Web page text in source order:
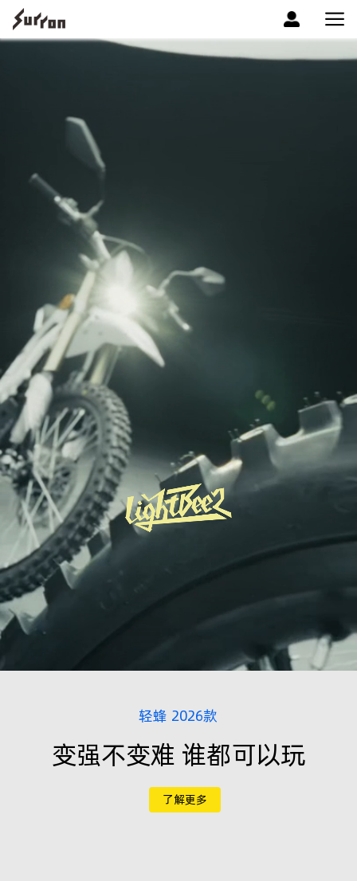
轻蜂 2026款
变强不变难 谁都可以玩
了解更多